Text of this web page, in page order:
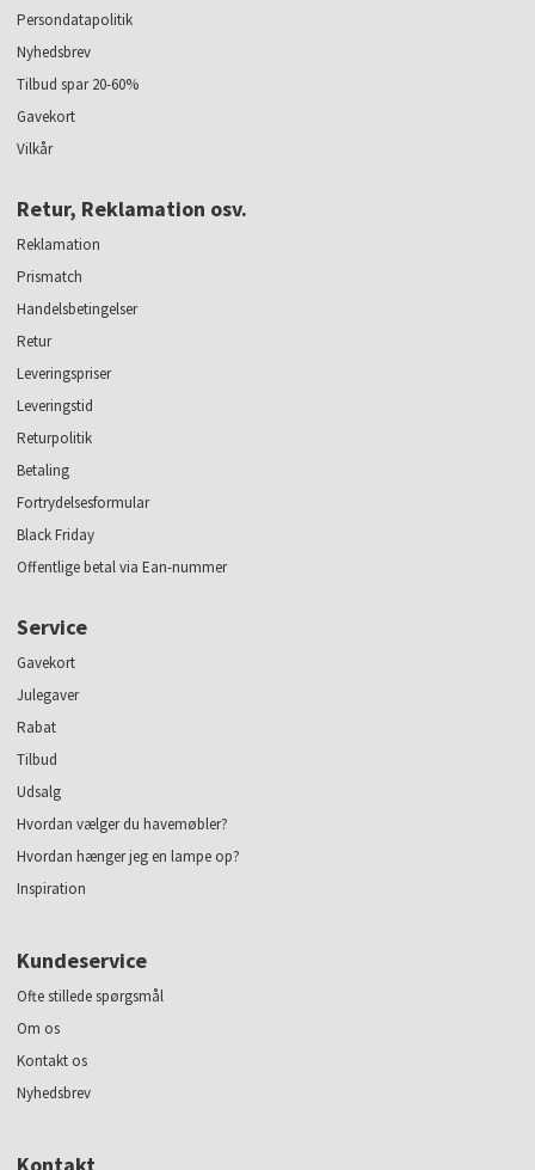
Persondatapolitik
Nyhedsbrev
Tilbud spar 20-60%
Gavekort
Vilkår
Retur, Reklamation osv.
Reklamation
Prismatch
Handelsbetingelser
Retur
Leveringspriser
Leveringstid
Returpolitik
Betaling
Fortrydelsesformular
Black Friday
Offentlige betal via Ean-nummer
Service
Gavekort
Julegaver
Rabat
Tilbud
Udsalg
Hvordan vælger du havemøbler?
Hvordan hænger jeg en lampe op?
Inspiration
Kundeservice
Ofte stillede spørgsmål
Om os
Kontakt os
Nyhedsbrev